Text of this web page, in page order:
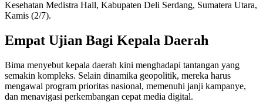
Kesehatan Medistra Hall, Kabupaten Deli Serdang, Sumatera Utara,
Kamis (2/7).
Empat Ujian Bagi Kepala Daerah
Bima menyebut kepala daerah kini menghadapi tantangan yang
semakin kompleks. Selain dinamika geopolitik, mereka harus
mengawal program prioritas nasional, memenuhi janji kampanye,
dan menavigasi perkembangan cepat media digital.